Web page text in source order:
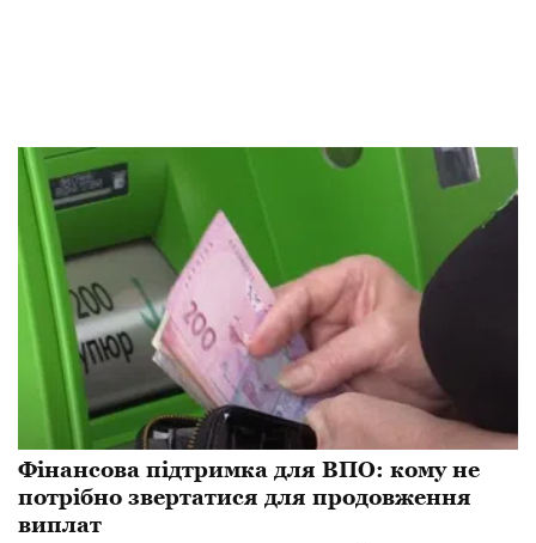
Фінансова підтримка для ВПО: кому не
потрібно звертатися для продовження
виплат